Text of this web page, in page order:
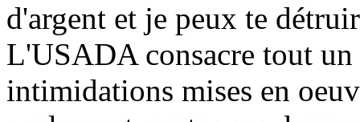
d'argent et je peux te
L'USADA consacre tout
intimidations mises en